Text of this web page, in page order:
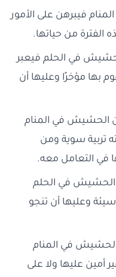
فيبرهن على الأمور
الفترة من حياتها.
في الحلم فيعبر
بها مؤخرًا وعليها أن
الحشيش في المنام
تربية سوية ومن
في التعامل معه.
الحشيش في الحلم
وعليها أن تنجو
الحشيش في المنام
عليها ولا على